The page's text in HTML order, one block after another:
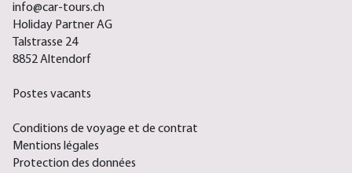
info@car-tours.ch
Holiday Partner AG
Talstrasse 24
8852 Altendorf
Postes vacants
Conditions de voyage et de contrat
Mentions légales
Protection des données